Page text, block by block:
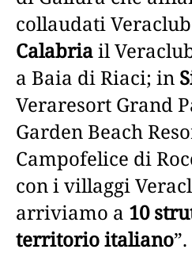
collaudati
Calabriail
a Baia di Riaci; in
Veraresort Grand
Garden Beach
Campofelice di
con i villaggi
arriviamo a 10
territorio italiano”.